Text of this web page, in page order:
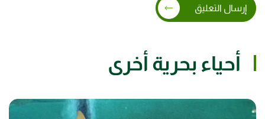
إرسال التعليق
أحياء بحرية أخرى